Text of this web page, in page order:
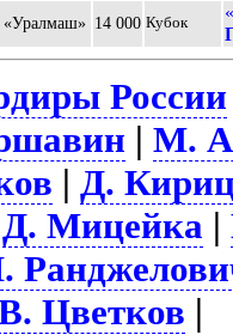
«Уралмаш» 14 000 Кубок
России
|М.
|Д.
Д. Мицейка |
Цветков |